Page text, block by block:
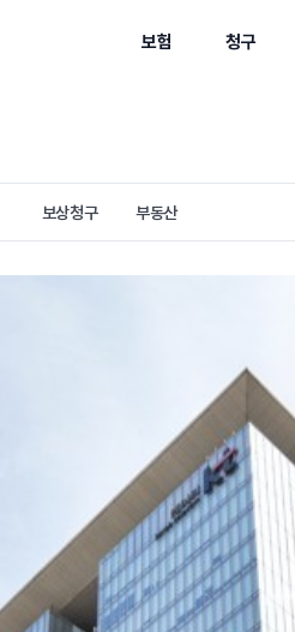
보험 청구
보상청구 부동산